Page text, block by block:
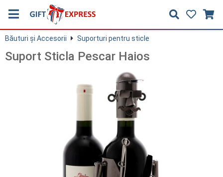
Băuturi și Accesorii Suporturi pentru sticle
Suport Sticla Pescar Haios